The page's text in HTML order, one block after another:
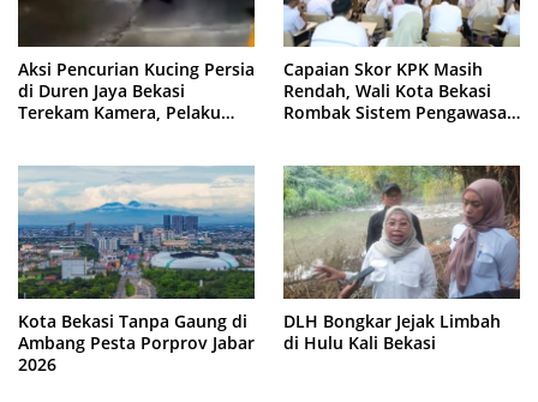
Aksi Pencurian Kucing Persia
di Duren Jaya Bekasi
Terekam Kamera, Pelaku
Capaian Skor KPK Masih
Rendah, Wali Kota Bekasi
Rombak Sistem Pengawasan
Kota Bekasi Tanpa Gaung di
Ambang Pesta Porprov Jabar
2026
DLH Bongkar Jejak Limbah
di Hulu Kali Bekasi